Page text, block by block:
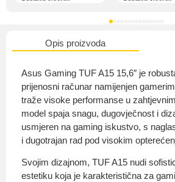
Opis proizvoda
Asus Gaming TUF A15 15,6″ je
prijenosni računar namijenjen
traže visoke performanse u
model spaja snagu, dugovječnost i
usmjeren na gaming iskustvo, s
i dugotrajan rad pod visokim
Svojim dizajnom, TUF A15 nudi
estetiku koja je karakteristična za